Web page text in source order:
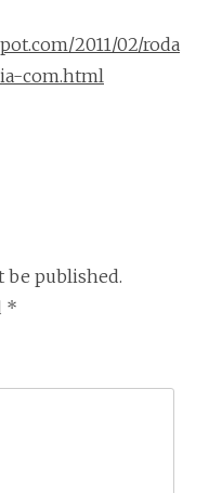
2011/02/roda
com.html
be published.
*